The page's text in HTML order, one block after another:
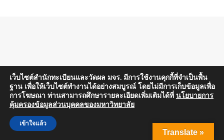
Translate »
เว็บไซต์สำนักทะเบียนและวัดผล มจร. มีการใช้งานคุกกี้ที่จำเป็นพื้น
ฐาน เพื่อให้เว็บไซต์ทำงานได้อย่างสมบูรณ์ โดยไม่มีการเก็บข้อมูลเพื่อ
การโฆษณา ท่านสามารถศึกษารายละเอียดเพิ่มเติมได้ที่ นโยบายการ
คุ้มครองข้อมูลส่วนบุคคลของมหาวิทยาลัย
เข้าใจแล้ว